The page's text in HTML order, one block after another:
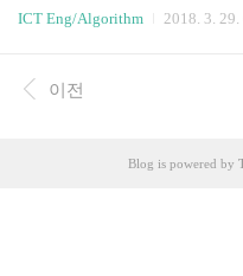
심의 사고법 - 문병로' 참조5-1.
ST의 search, insert, delete 세
n이 될 수 있다. n은 노드의
에 해당한다. BST에 데이터
이미 정렬된 데이터가 BST에
ICT Eng/Algorithm 2018. 3.
이전
Blog is powered by